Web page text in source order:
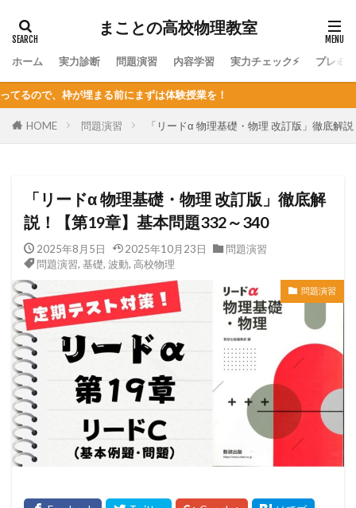
まことの高校物理教室
ホーム 実力診断 問題演習 内容学習 実力チェック⚡ プレミ
ずは体験授業を！
HOME 問題演習 「リードα 物理基礎・物理 改訂版」徹底解
「リードα 物理基礎・物理 改訂版」徹底解
説！【第19章】基本問題332～340
2025年8月5日 2025年10月23日
問題演習
問題演習, 基礎, 波動, 高校物理
問題演習